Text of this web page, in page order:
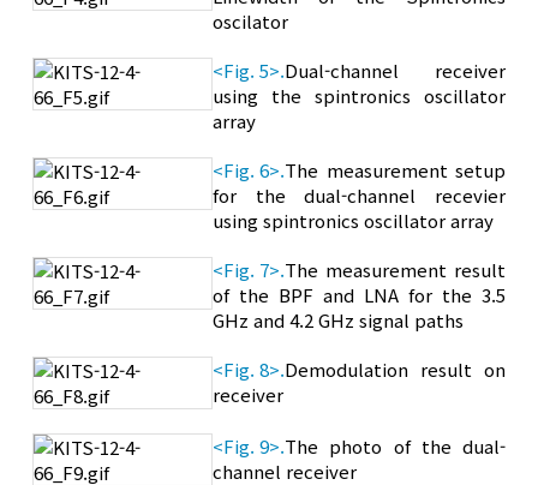
oscilator
<Fig. 5>.Dual-channel receiver
using the spintronics oscillator
array
<Fig. 6>.The measurement setup
for the dual-channel recevier
using spintronics oscillator array
<Fig. 7>.The measurement result
of the BPF and LNA for the 3.5
GHz and 4.2 GHz signal paths
<Fig. 8>.Demodulation result on
receiver
<Fig. 9>.The photo of the dual-
channel receiver